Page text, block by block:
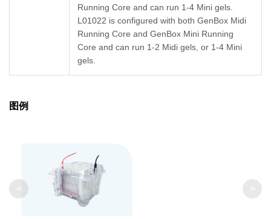
Running Core and can run 1-4 Mini gels.
L01022 is configured with both GenBox Midi
Running Core and GenBox Mini Running
Core and can run 1-2 Midi gels, or 1-4 Mini
gels.
图例